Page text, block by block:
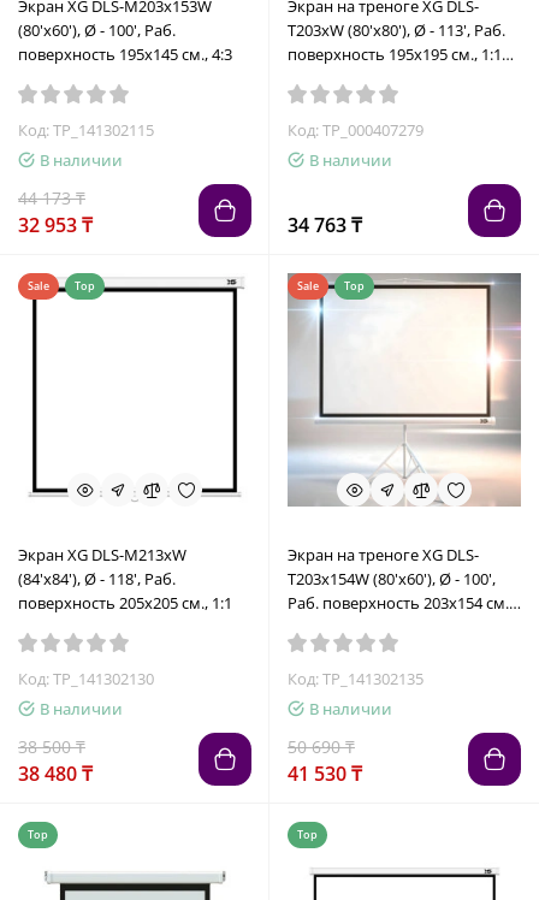
Экран XG DLS-M203x153W
(80'х60'), Ø - 100', Раб.
поверхность 195х145 см., 4:3
Код: TP_141302115
В наличии
44 173 ₸
32 953 ₸
Экран на треноге XG DLS-
T203xW (80'х80'), Ø - 113', Раб.
поверхность 195х195 см., 1:1
Код: TP_000407279
В наличии
34 763 ₸
Sale Top
Экран XG DLS-M213xW
(84'х84'), Ø - 118', Раб.
поверхность 205х205 см., 1:1
Код: TP_141302130
В наличии
38 500 ₸
38 480 ₸
Sale Top
Экран на треноге XG DLS-
T203x154W (80'х60'), Ø - 100',
Раб. поверхность 203х154 см.,
Код: TP_141302135
В наличии
50 690 ₸
41 530 ₸
Top Top